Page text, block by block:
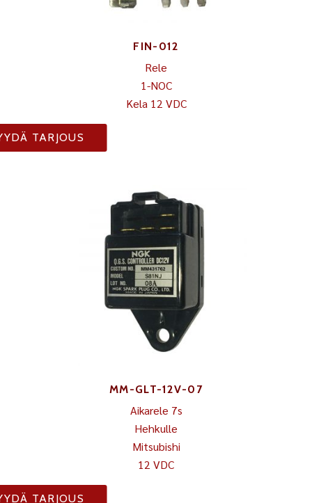
FIN-012
Rele
1-NOC
Kela 12 VDC
TARJOUS
MM-GLT-12V-07
Aikarele 7s
Hehkulle
Mitsubishi
12 VDC
TARJOUS